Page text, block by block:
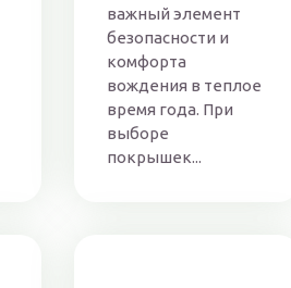
важный элемент
безопасности и
комфорта
вождения в теплое
время года. При
выборе
покрышек...